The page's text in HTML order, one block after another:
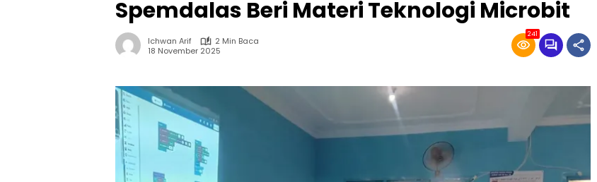
Spemdalas Beri Materi Teknologi Microbit
Ichwan Arif
2 Min Baca
18 November 2025
241